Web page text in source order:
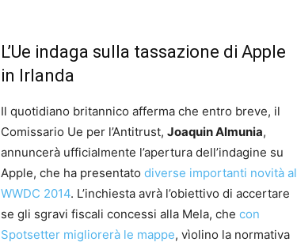
L’Ue indaga sulla tassazione di Apple
in Irlanda
Il quotidiano britannico afferma che entro breve, il
Comissario Ue per l’Antitrust, Joaquin Almunia,
annuncerà ufficialmente l’apertura dell’indagine su
Apple, che ha presentato diverse importanti novità al
WWDC 2014. L’inchiesta avrà l’obiettivo di accertare
se gli sgravi fiscali concessi alla Mela, che con
Spotsetter migliorerà le mappe, vìolino la normativa